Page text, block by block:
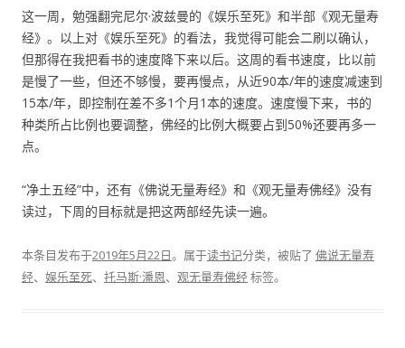
这一周，勉强翻完尼尔·波兹曼的《娱乐至死》和半部《观无量寿
经》。以上对《娱乐至死》的看法，我觉得可能会二刷以确认，
但那得在我把看书的速度降下来以后。这周的看书速度，比以前
是慢了一些，但还不够慢，要再慢点，从近90本/年的速度减速到
15本/年，即控制在差不多1个月1本的速度。速度慢下来，书的
种类所占比例也要调整，佛经的比例大概要占到50%还要再多一
点。
“净土五经”中，还有《佛说无量寿经》和《观无量寿佛经》没有
读过，下周的目标就是把这两部经先读一遍。
本条目发布于2019年5月22日。属于读书记分类，被贴了 佛说无量寿
经、 娱乐至死、 托马斯·潘恩、 观无量寿佛经标签。